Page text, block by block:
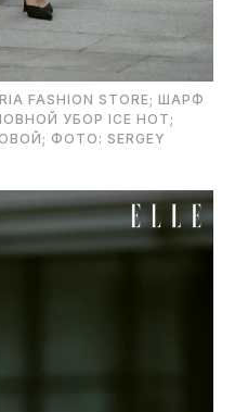
FASHION STORE; ШАРФ
УБОР ICE HOT;
ФОТО: SERGEY